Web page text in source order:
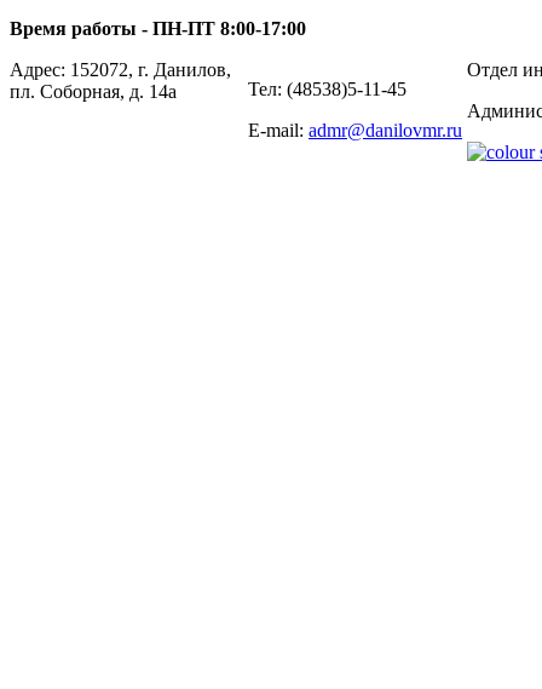
Время работы - ПН-ПТ 8:00-17:00
Адрес: 152072, г. Данилов,
пл. Соборная, д. 14а
Тел: (48538)5-11-45
E-mail: admr@danilovmr.ru
Отдел